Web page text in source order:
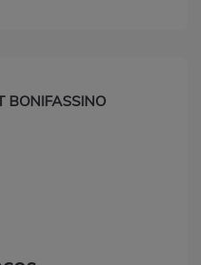
BONIFASSINO